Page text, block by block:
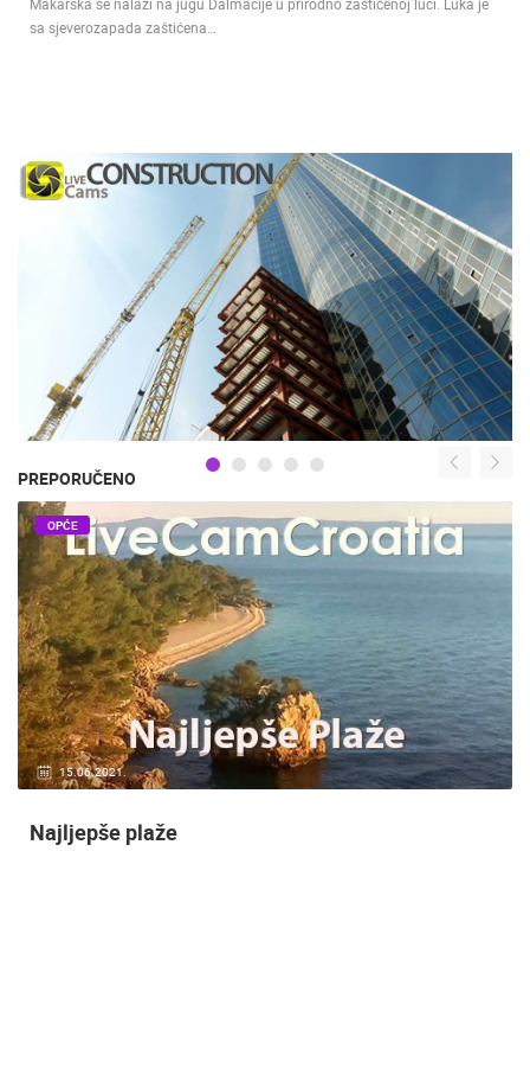
Makarska se nalazi na jugu Dalmacije u prirodno zaštićenoj luci. Luka je
sa sjeverozapada zaštićena…
PREPORUČENO
15.06.2021.
OPĆE
Najljepše plaže